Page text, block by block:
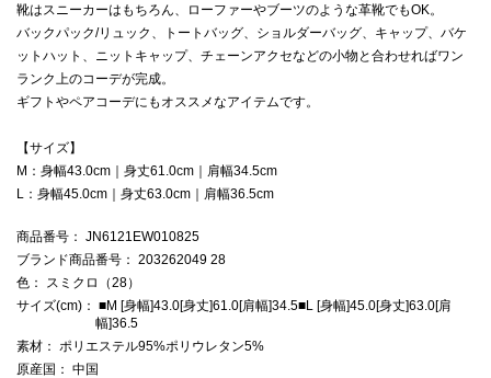
靴はスニーカーはもちろん、ローファーやブーツのような革靴でもOK。
バックパック/リュック、トートバッグ、ショルダーバッグ、キャップ、バケ
ットハット、ニットキャップ、チェーンアクセなどの小物と合わせればワン
ランク上のコーデが完成。
ギフトやペアコーデにもオススメなアイテムです。
【サイズ】
M：身幅43.0cm｜身丈61.0cm｜肩幅34.5cm
L：身幅45.0cm｜身丈63.0cm｜肩幅36.5cm
商品番号 ： JN6121EW010825
ブランド商品番号 ： 203262049 28
色 ： スミクロ（28）
サイズ(cm) ： ■M [身幅]43.0[身丈]61.0[肩幅]34.5■L [身幅]45.0[身丈]63.0[肩
幅]36.5
素材 ： ポリエステル95%ポリウレタン5%
原産国 ： 中国